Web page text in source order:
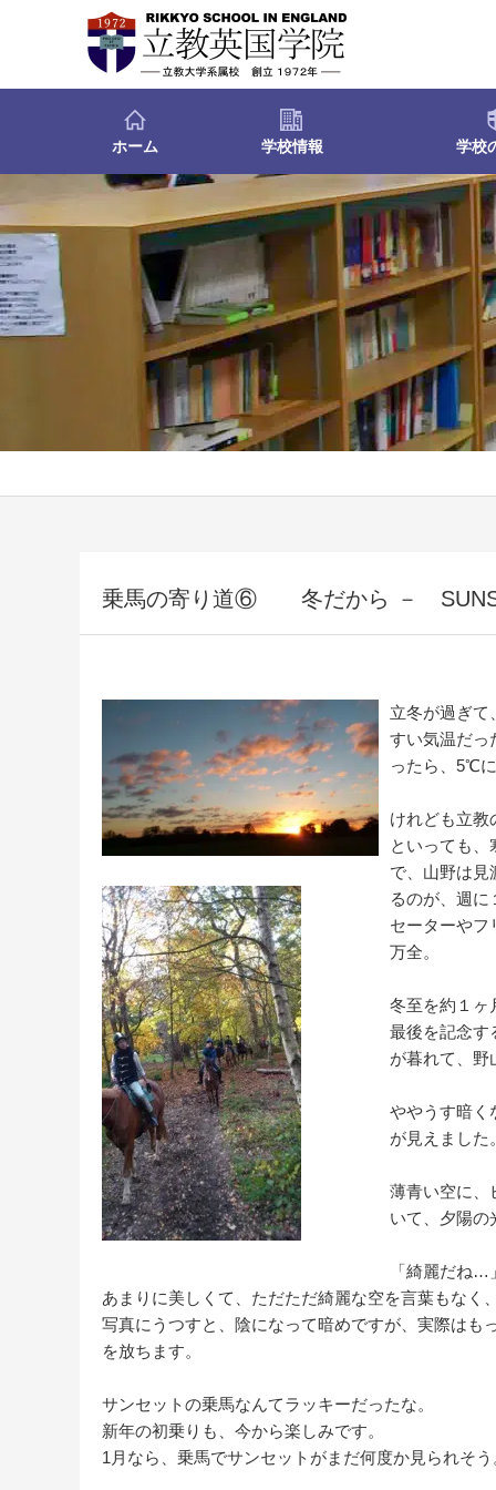
ホーム 学校情報 学校
乗馬の寄り道⑥ 冬だから －
立冬が過ぎて
すい気温だっ
ったら、5℃
けれども立
といっても
で、山野は見
るのが、週に
セーターやフ
万全。
冬至を約１ヶ
最後を記念す
が暮れて、野
ややうす暗く
が見えました
薄青い空に、
いて、夕陽の
「綺麗だね…」
あまりに美しくて、ただただ綺麗な空を言葉もなく
写真にうつすと、陰になって暗めですが、実際は
を放ちます。
サンセットの乗馬なんてラッキーだったな。
新年の初乗りも、今から楽しみです。
1月なら、乗馬でサンセットがまだ何度か見られそう